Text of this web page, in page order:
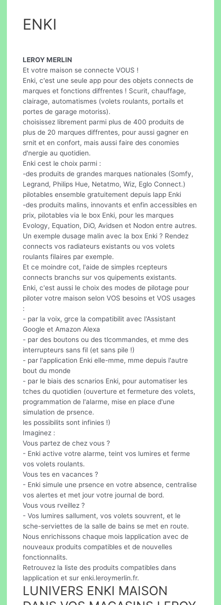
ENKI
LEROY MERLIN
Et votre maison se connecte VOUS !
Enki, c'est une seule app pour des objets connects de
marques et fonctions diffrentes ! Scurit, chauffage,
clairage, automatismes (volets roulants, portails et
portes de garage motoriss).
choisissez librement parmi plus de 400 produits de
plus de 20 marques diffrentes, pour aussi gagner en
srnit et en confort, mais aussi faire des conomies
d'nergie au quotidien.
Enki cest le choix parmi :
-des produits de grandes marques nationales (Somfy,
Legrand, Philips Hue, Netatmo, Wiz, Eglo Connect.)
pilotables ensemble gratuitement depuis lapp Enki
-des produits malins, innovants et enfin accessibles en
prix, pilotables via le box Enki, pour les marques
Evology, Equation, DiO, Avidsen et Nodon entre autres.
Un exemple dusage malin avec la box Enki ? Rendez
connects vos radiateurs existants ou vos volets
roulants filaires par exemple.
Et ce moindre cot, l'aide de simples rcepteurs
connects branchs sur vos quipements existants.
Enki, c'est aussi le choix des modes de pilotage pour
piloter votre maison selon VOS besoins et VOS usages
:
- par la voix, grce la compatibilit avec l'Assistant
Google et Amazon Alexa
- par des boutons ou des tlcommandes, et mme des
interrupteurs sans fil (et sans pile !)
- par l'application Enki elle-mme, mme depuis l'autre
bout du monde
- par le biais des scnarios Enki, pour automatiser les
tches du quotidien (ouverture et fermeture des volets,
programmation de l'alarme, mise en place d'une
simulation de prsence.
les possibilits sont infinies !)
Imaginez :
Vous partez de chez vous ?
- Enki active votre alarme, teint vos lumires et ferme
vos volets roulants.
Vous tes en vacances ?
- Enki simule une prsence en votre absence, centralise
vos alertes et met jour votre journal de bord.
Vous vous rveillez ?
- Vos lumires sallument, vos volets souvrent, et le
sche-serviettes de la salle de bains se met en route.
Nous enrichissons chaque mois lapplication avec de
nouveaux produits compatibles et de nouvelles
fonctionnalits.
Retrouvez la liste des produits compatibles dans
lapplication et sur enki.leroymerlin.fr.
LUNIVERS ENKI MAISON